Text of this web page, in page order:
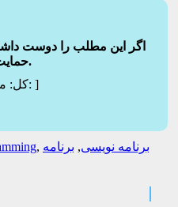
اگر این مطلب را دوست
حمایت کنید.
[کل:میانگین: ]
, برنامه نویسی, برنامه